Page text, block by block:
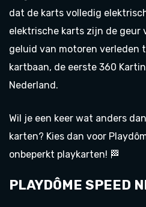
dat de karts volledig
elektrische karts zijn de geur
geluid van motoren verleden
kartbaan, de eerste 360
Nederland.
Wil je een keer wat anders
karten? Kies dan voor
onbeperkt playkarten! 🏁
PLAYDÔME SPEED